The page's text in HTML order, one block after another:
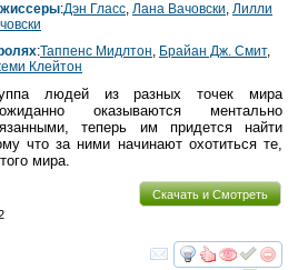
:Дэн Гласс, Лана Вачовски, Лилли
:Таппенс Мидлтон, Брайан Дж. Смит,
Клейтон
людей из разных точек мира
оказываются ментально
теперь им придется найти
что за ними начинают охотиться те,
мира.
Скачать и Смотреть
смотреть